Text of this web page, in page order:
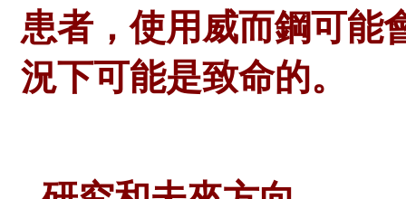
患者，使用威而鋼可能
況下可能是致命的。